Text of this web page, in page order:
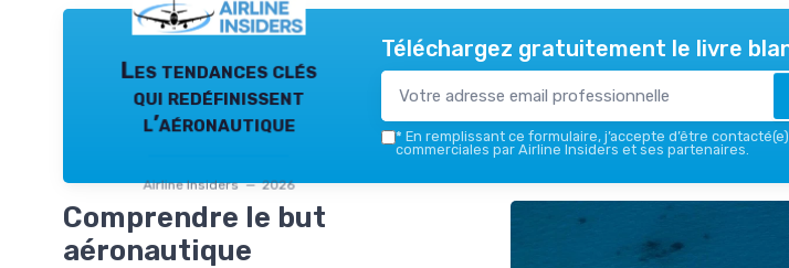
Les tendances clés
qui redéfinissent
l’aéronautique
Airline Insiders — 2026
Téléchargez gratuitement le livre
* En remplissant ce formulaire, j’accepte d’être
commerciales par Airline Insiders et ses partenaires.
Comprendre le but
aéronautique